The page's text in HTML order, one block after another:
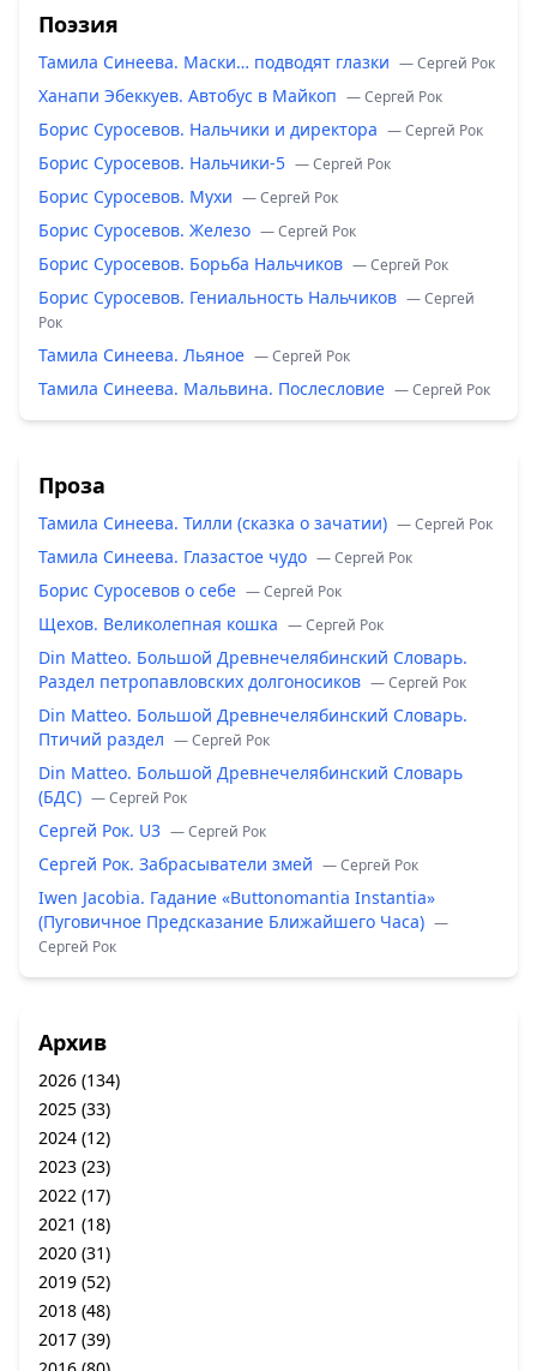
Поэзия
Тамила Синеева. Маски… подводят глазки — Сергей Рок
Ханапи Эбеккуев. Автобус в Майкоп — Сергей Рок
Борис Суросевов. Нальчики и директора — Сергей Рок
Борис Суросевов. Нальчики-5 — Сергей Рок
Борис Суросевов. Мухи — Сергей Рок
Борис Суросевов. Железо — Сергей Рок
Борис Суросевов. Борьба Нальчиков — Сергей Рок
Борис Суросевов. Гениальность Нальчиков — Сергей
Рок
Тамила Синеева. Льяное — Сергей Рок
Тамила Синеева. Мальвина. Послесловие — Сергей Рок
Проза
Тамила Синеева. Тилли (сказка о зачатии) — Сергей Рок
Тамила Синеева. Глазастое чудо — Сергей Рок
Борис Суросевов о себе — Сергей Рок
Щехов. Великолепная кошка — Сергей Рок
Din Matteo. Большой Древнечелябинский Словарь.
Раздел петропавловских долгоносиков — Сергей Рок
Din Matteo. Большой Древнечелябинский Словарь.
Птичий раздел — Сергей Рок
Din Matteo. Большой Древнечелябинский Словарь
(БДС) — Сергей Рок
Сергей Рок. U3 — Сергей Рок
Сергей Рок. Забрасыватели змей — Сергей Рок
Iwen Jacobia. Гадание «Buttonomantia Instantia»
(Пуговичное Предсказание Ближайшего Часа) —
Сергей Рок
Архив
2026 (134)
2025 (33)
2024 (12)
2023 (23)
2022 (17)
2021 (18)
2020 (31)
2019 (52)
2018 (48)
2017 (39)